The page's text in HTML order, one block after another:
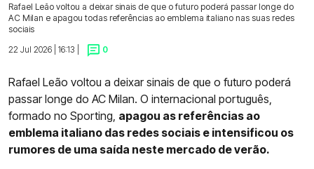
Rafael Leão voltou a deixar sinais de que o futuro poderá passar longe do
AC Milan e apagou todas referências ao emblema italiano nas suas redes
sociais
22 Jul 2026 | 16:13 |
0
Rafael Leão voltou a deixar sinais de que o futuro poderá
passar longe do AC Milan. O internacional português,
formado no Sporting, apagou as referências ao
emblema italiano das redes sociais e intensificou os
rumores de uma saída neste mercado de verão.